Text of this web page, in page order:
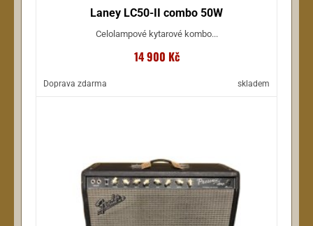
Laney LC50-II combo 50W
Celolampové kytarové kombo...
14 900 Kč
Doprava zdarma skladem